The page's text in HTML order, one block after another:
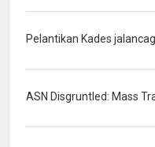
Pelantikan Kades
ASN Disgruntled: Mass